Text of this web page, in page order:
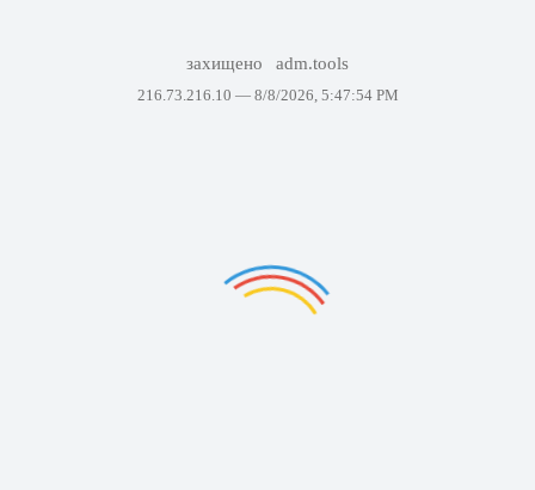
захищено adm.tools
216.73.216.10 — 8/8/2026, 5:47:54 PM